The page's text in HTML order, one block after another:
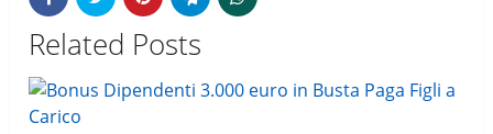
Related Posts